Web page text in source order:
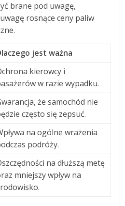
brane pod uwagę,
rosnące ceny paliw
jest ważna
kierowcy i
w razie wypadku.
że samochód nie
często się zepsuć.
na ogólne wrażenia
podróży.
na dłuższą metę
mniejszy wpływ na